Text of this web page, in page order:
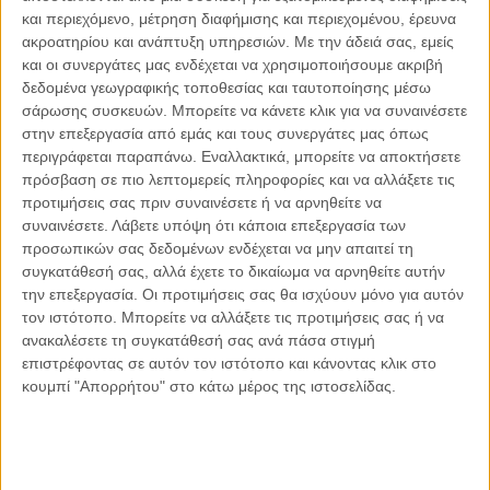
και περιεχόμενο, μέτρηση διαφήμισης και περιεχομένου, έρευνα
ακροατηρίου και ανάπτυξη υπηρεσιών. Με την άδειά σας, εμείς
και οι συνεργάτες μας ενδέχεται να χρησιμοποιήσουμε ακριβή
δεδομένα γεωγραφικής τοποθεσίας και ταυτοποίησης μέσω
σάρωσης συσκευών. Μπορείτε να κάνετε κλικ για να συναινέσετε
στην επεξεργασία από εμάς και τους συνεργάτες μας όπως
περιγράφεται παραπάνω. Εναλλακτικά, μπορείτε να αποκτήσετε
πρόσβαση σε πιο λεπτομερείς πληροφορίες και να αλλάξετε τις
προτιμήσεις σας πριν συναινέσετε ή να αρνηθείτε να
συναινέσετε. Λάβετε υπόψη ότι κάποια επεξεργασία των
προσωπικών σας δεδομένων ενδέχεται να μην απαιτεί τη
συγκατάθεσή σας, αλλά έχετε το δικαίωμα να αρνηθείτε αυτήν
την επεξεργασία. Οι προτιμήσεις σας θα ισχύουν μόνο για αυτόν
τον ιστότοπο. Μπορείτε να αλλάξετε τις προτιμήσεις σας ή να
ανακαλέσετε τη συγκατάθεσή σας ανά πάσα στιγμή
επιστρέφοντας σε αυτόν τον ιστότοπο και κάνοντας κλικ στο
κουμπί "Απορρήτου" στο κάτω μέρος της ιστοσελίδας.
Facebook X LinkedIn WhatsApp
Εκτύπωση
Διαβάστε περισσότερα: